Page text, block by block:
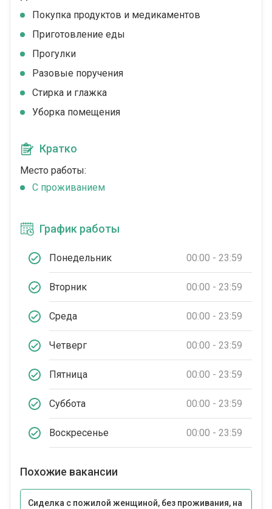
Покупка продуктов и медикаментов
Приготовление еды
Прогулки
Разовые поручения
Стирка и глажка
Уборка помещения
Кратко
Место работы:
C проживанием
График работы
Понедельник 00:00 - 23:59
Вторник 00:00 - 23:59
Среда 00:00 - 23:59
Четверг 00:00 - 23:59
Пятница 00:00 - 23:59
Суббота 00:00 - 23:59
Воскресенье 00:00 - 23:59
Похожие вакансии
Сиделка с пожилой женщиной, без проживания, на